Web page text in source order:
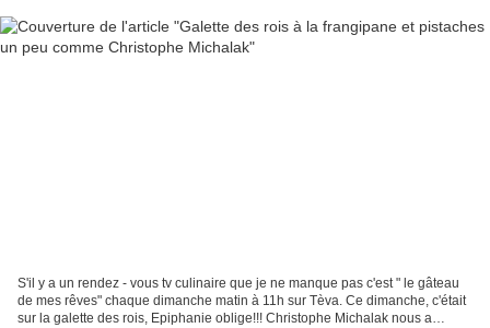
S'il y a un rendez - vous tv culinaire que je ne manque pas c'est " le gâteau
de mes rêves" chaque dimanche matin à 11h sur Tèva. Ce dimanche, c'était
sur la galette des rois, Epiphanie oblige!!! Christophe Michalak nous a